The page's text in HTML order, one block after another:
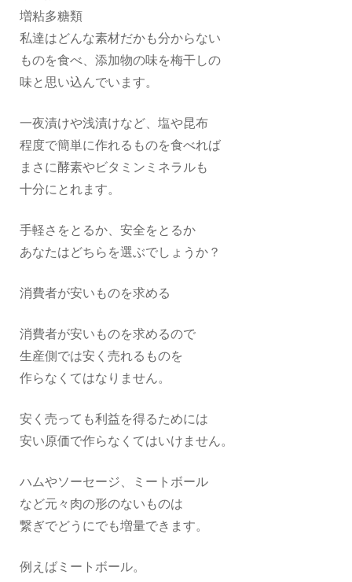
増粘多糖類
私達はどんな素材だかも分からない
ものを食べ、添加物の味を梅干しの
味と思い込んでいます。
一夜漬けや浅漬けなど、塩や昆布
程度で簡単に作れるものを食べれば
まさに酵素やビタミンミネラルも
十分にとれます。
手軽さをとるか、安全をとるか
あなたはどちらを選ぶでしょうか？
消費者が安いものを求める
消費者が安いものを求めるので
生産側では安く売れるものを
作らなくてはなりません。
安く売っても利益を得るためには
安い原価で作らなくてはいけません。
ハムやソーセージ、ミートボール
など元々肉の形のないものは
繋ぎでどうにでも増量できます。
例えばミートボール。